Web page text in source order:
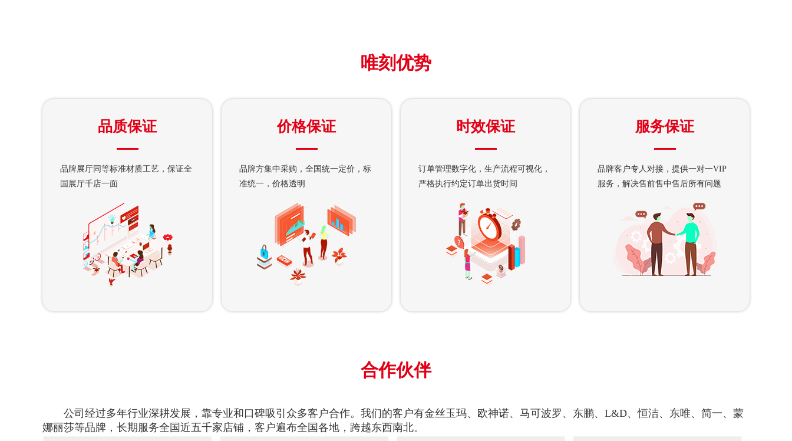
唯刻优势
品质保证
品牌展厅同等标准材质工艺，保证全
国展厅千店一面
价格保证
品牌方集中采购，全国统一定价，标
准统一，价格透明
时效保证
订单管理数字化，生产流程可视化，
严格执行约定订单出货时间
服务保证
品牌客户专人对接，提供一对一VIP
服务，解决售前售中售后所有问题
合作伙伴
公司经过多年行业深耕发展，靠专业和口碑吸引众多客户合作。我们的客户有金丝玉玛、欧神诺、马可波罗、东鹏、L&D、恒洁、东唯、简一、蒙
娜丽莎等品牌，长期服务全国近五千家店铺，客户遍布全国各地，跨越东西南北。